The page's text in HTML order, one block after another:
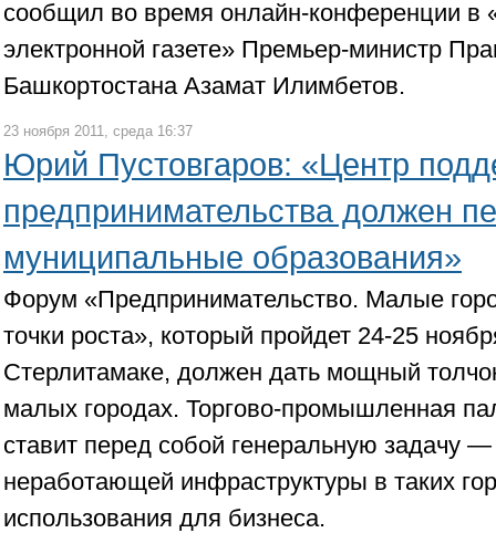
сообщил во время онлайн-конференции в
электронной газете» Премьер-министр
Башкортостана Азамат Илимбетов.
23 ноября 2011, среда 16:37
Юрий Пустовгаров: «Центр
предпринимательства должен
муниципальные образования»
Форум «Предпринимательство. Малые
точки роста», который пройдет 24-25
Стерлитамаке, должен дать мощный
малых городах. Торгово-промышленная
ставит перед собой генеральную задачу —
неработающей инфраструктуры в таких
использования для бизнеса.